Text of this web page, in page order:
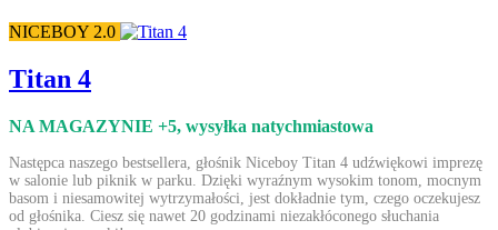
NICEBOY 2.0
Titan 4
NA MAGAZYNIE +5, wysyłka natychmiastowa
Następca naszego bestsellera, głośnik Niceboy Titan 4 udźwiękowi imprezę
w salonie lub piknik w parku. Dzięki wyraźnym wysokim tonom, mocnym
basom i niesamowitej wytrzymałości, jest dokładnie tym, czego oczekujesz
od głośnika. Ciesz się nawet 20 godzinami niezakłóconego słuchania